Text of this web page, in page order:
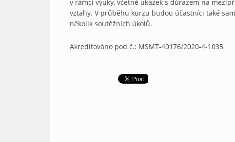
v rámci výuky, včetně ukázek s důrazem na
vztahy. V průběhu kurzu budou účastníci také
několik soutěžních úkolů.
Akreditováno pod č.: MSMT-40176/2020-4-1035